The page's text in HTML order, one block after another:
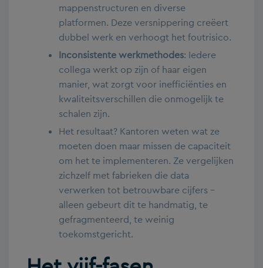
mappenstructuren en diverse
platformen. Deze versnippering creëert
dubbel werk en verhoogt het foutrisico.
Inconsistente werkmethodes: Iedere
collega werkt op zijn of haar eigen
manier, wat zorgt voor inefficiënties en
kwaliteitsverschillen die onmogelijk te
schalen zijn.
Het resultaat? Kantoren weten wat ze
moeten doen maar missen de capaciteit
om het te implementeren. Ze vergelijken
zichzelf met fabrieken die data
verwerken tot betrouwbare cijfers –
alleen gebeurt dit te handmatig, te
gefragmenteerd, te weinig
toekomstgericht.